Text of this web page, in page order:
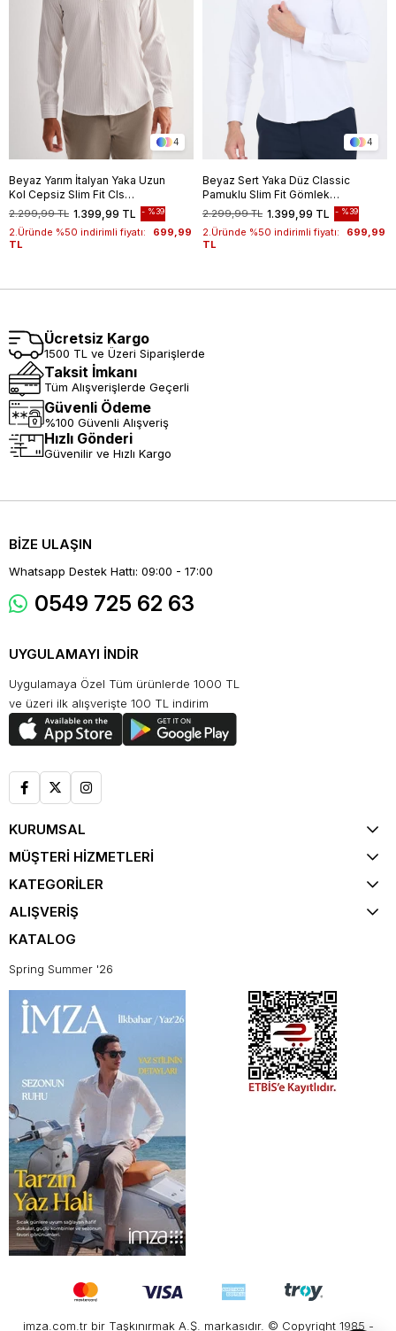
4
Beyaz Yarım İtalyan Yaka Uzun
Kol Cepsiz Slim Fit Cls
Gömlek 1004255174
1.399,99 TL
2.299,99 TL %39
2.Üründe %50 indirimli fiyatı:
699,99
TL
4
Beyaz Sert Yaka Düz Classic
Pamuklu Slim Fit Gömlek
1004250214 1.399,99 TL
2.299,99 TL %39
2.Üründe %50 indirimli fiyatı:
699,99
TL
Ücretsiz Kargo
1500 TL ve Üzeri Siparişlerde
Taksit İmkanı
Tüm Alışverişlerde Geçerli
Güvenli Ödeme
%100 Güvenli Alışveriş
Hızlı Gönderi
Güvenilir ve Hızlı Kargo
BİZE ULAŞIN
Whatsapp Destek Hattı: 09:00 - 17:00
0549 725 62 63
UYGULAMAYI İNDİR
Uygulamaya Özel Tüm ürünlerde 1000 TL
ve üzeri ilk alışverişte 100 TL indirim
KURUMSAL
MÜŞTERİ HİZMETLERİ
KATEGORİLER
ALIŞVERİŞ
KATALOG
Spring Summer '26
imza.com.tr bir Taşkınırmak A.Ş. markasıdır. © Copyright 1985 -